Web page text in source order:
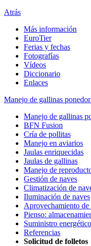
Atrás
Más información
EuroTier
Ferias y fechas
Fotografías
Vídeos
Diccionario
Enlaces
Manejo de gallinas
Manejo de gallinas
BFN Fusion
Cría de pollitas
Manejo en aviarios
Jaulas enriquecidas
Jaulas de gallinas
Manejo de
Gestión de naves
Climatización de
Iluminación de naves
Aprovechamiento de
Pienso:
Suministro energético
Referencias
Solicitud de folletos